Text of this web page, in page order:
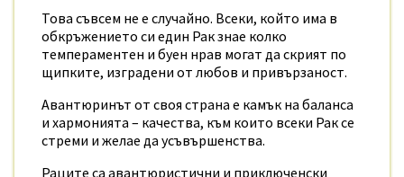
Това съвсем не е случайно. Всеки, който има в
обкръжението си един Рак знае колко
темпераментен и буен нрав могат да скрият по
щипките, изградени от любов и привързаност.
Авантюринът от своя страна е камък на баланса
и хармонията – качества, към които всеки Рак се
стреми и желае да усъвършенства.
Раците са авантюристични и приключенски